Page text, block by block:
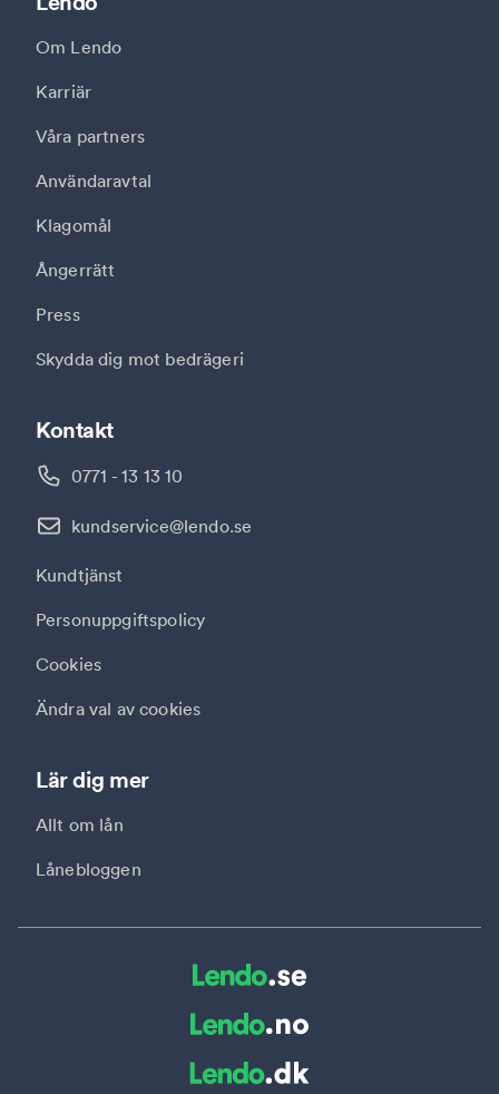
Lär dig mer
Allt om lån
Lånebloggen
Kontakt
0771 - 13 13 10
kundservice@lendo.se
Kundtjänst
Personuppgiftspolicy
Cookies
Ändra val av cookies
Om Lendo
Karriär
Våra partners
Användaravtal
Klagomål
Ångerrätt
Press
Skydda dig mot bedrägeri